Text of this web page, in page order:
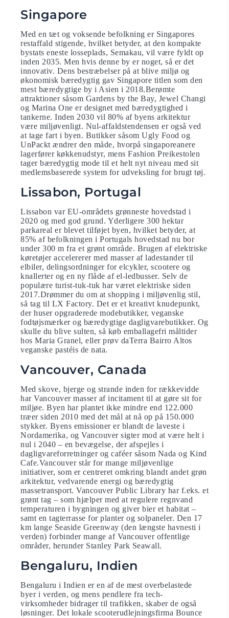
Singapore
Med en tæt og voksende befolkning er Singapores
restaffald stigende, hvilket betyder, at den kompakte
bystats eneste losseplads, Semakau, vil være fyldt op
inden 2035. Men hvis denne by er noget, så er det
innovativ. Dens bestræbelser på at blive miljø og
økonomisk bæredygtig gav Singapore titlen som den
mest bæredygtige by i Asien i 2018.Berømte
attraktioner såsom Gardens by the Bay, Jewel Changi
og Marina One er designet med bæredygtighed i
tankerne. Inden 2030 vil 80% af byens arkitektur
være miljøvenligt. Nul-affaldstendensen er også ved
at tage fart i byen. Butikker såsom Ugly Food og
UnPackt ændrer den måde, hvorpå singaporeanere
lagerfører køkkenudstyr, mens Fashion Preikestolen
tager bæredygtig mode til et helt nyt niveau med sit
medlemsbaserede system for udveksling for brugt tøj.
Lissabon, Portugal
Lissabon var EU-områdets grønneste hovedstad i
2020 og med god grund. Yderligere 300 hektar
parkareal er blevet tilføjet byen, hvilket betyder, at
85% af befolkningen i Portugals hovedstad nu bor
under 300 m fra et grønt område. Brugen af ​​elektriske
køretøjer accelererer med masser af ladestander til
elbiler, delingsordninger for elcykler, scootere og
knallerter og en ny flåde af el-ledbusser. Selv de
populære turist-tuk-tuk har været elektriske siden
2017.Drømmer du om at shopping i miljøvenlig stil,
så tag til LX Factory. Det er et kreativt knudepunkt,
der huser opgraderede modebutikker, veganske
fodtøjsmærker og bæredygtige dagligvarebutikker. Og
skulle du blive sulten, så køb emballagefri måltider
hos Maria Granel, eller prøv daTerra Bairro Altos
veganske pastéis de nata.
Vancouver, Canada
Med skove, bjerge og strande inden for rækkevidde
har Vancouver masser af incitament til at gøre sit for
miljøe. Byen har plantet ikke mindre end 122.000
træer siden 2010 med det mål at nå op på 150.000
stykker. Byens emissioner er blandt de laveste i
Nordamerika, og Vancouver sigter mod at være helt i
nul i 2040 – en bevægelse, der afspejles i
dagligvareforretninger og caféer såsom Nada og Kind
Cafe.Vancouver står for mange miljøvenlige
initiativer, som er centreret omkring blandt andet grøn
arkitektur, vedvarende energi og bæredygtig
massetransport. Vancouver Public Library har f.eks. et
grønt tag – som hjælper med at regulere regnvand
temperaturen i bygningen og giver bier et habitat –
samt en tagterrasse for planter og solpaneler. Den 17
km lange Seaside Greenway (den længste havnesti i
verden) forbinder mange af Vancouver offentlige
områder, herunder Stanley Park Seawall.
Bengaluru, Indien
Bengaluru i Indien er en af de mest overbelastede
byer i verden, og mens pendlere fra tech-
virksomheder bidrager til trafikken, skaber de også
løsninger. Det lokale scooterudlejningsfirma Bounce